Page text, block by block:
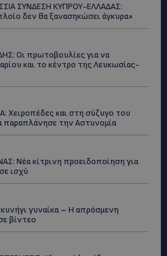
ΣΥΝΔΕΣΗ ΚΥΠΡΟΥ-ΕΛΛΑΔΑΣ:
δεν θα ξανασηκώσει άγκυρα»
Οι πρωτοβουλίες για να
και το κέντρο της Λευκωσίας-
Χειροπέδες και στη σύζυγο του
παραπλάνησε την Αστυνομία
Νέα κίτρινη προειδοποίηση για
ισχύ
γυναίκα – Η απρόσμενη
βίντεο